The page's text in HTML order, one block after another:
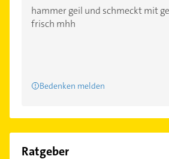
hammer geil und schmeckt mit
frisch mhh
Bedenken melden
Ratgeber